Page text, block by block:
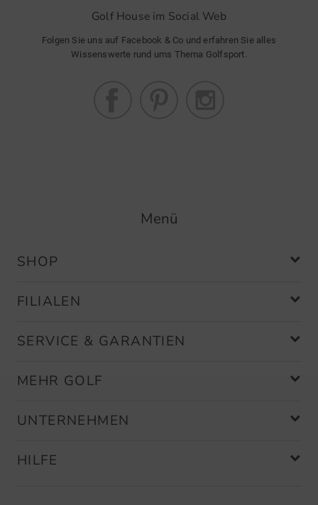
Golf House im Social Web
Folgen Sie uns auf Facebook & Co und erfahren Sie alles
Wissenswerte rund ums Thema Golfsport.
Menü
SHOP
FILIALEN
SERVICE & GARANTIEN
MEHR GOLF
UNTERNEHMEN
HILFE